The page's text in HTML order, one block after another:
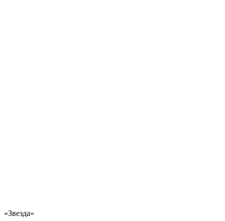
«Звезда»